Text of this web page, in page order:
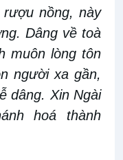
nồng, này
Dâng về toà
muôn lòng tôn
người xa gần,
dâng. Xin Ngài
hoá thành